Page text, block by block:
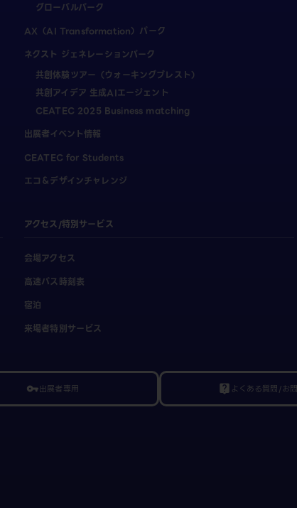
グローバルパーク
AX（AI Transformation）パーク
ネクスト ジェネレーションパーク
共創体験ツアー（ウォーキングブレスト）
共創アイデア 生成AIエージェント
CEATEC 2025 Business matching
出展者イベント情報
CEATEC for Students
エコ＆デザインチャレンジ
アクセス/特別サービス
会場アクセス
高速バス時刻表
宿泊
来場者特別サービス
vpn_key出展者専用 live_help よくある質問/お